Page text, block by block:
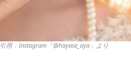
用：Instagram「@hayase_aya」より